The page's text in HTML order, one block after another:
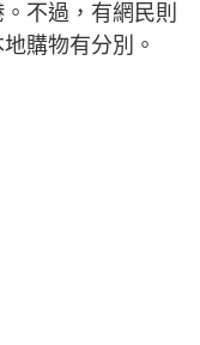
不過，有網民則
購物有分別。